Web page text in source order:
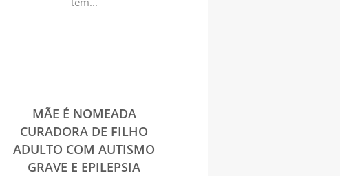
MÃE É NOMEADA
CURADORA DE FILHO
ADULTO COM AUTISMO
GRAVE E EPILEPSIA